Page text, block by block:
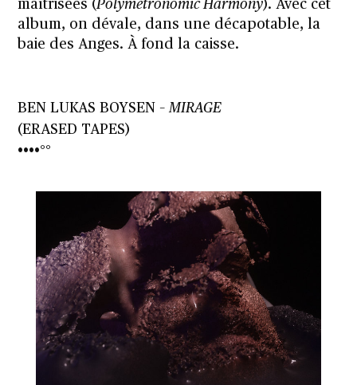
maîtrisées (Polymetronomic Harmony). Avec cet
album, on dévale, dans une décapotable, la
baie des Anges. À fond la caisse.
BEN LUKAS BOYSEN –MIRAGE
(ERASED TAPES)
••••°°